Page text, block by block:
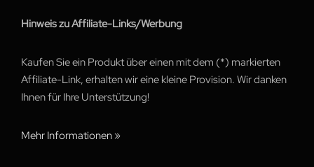
Hinweis zu Affiliate-Links/Werbung
Kaufen Sie ein Produkt über einen mit dem (*) markierten
Affiliate-Link, erhalten wir eine kleine Provision. Wir danken
Ihnen für Ihre Unterstützung!
Mehr Informationen »